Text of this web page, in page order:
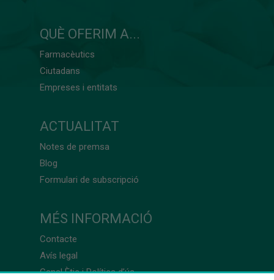
QUÈ OFERIM A...
Farmacèutics
Ciutadans
Empreses i entitats
ACTUALITAT
Notes de premsa
Blog
Formulari de subscripció
MÉS INFORMACIÓ
Contacte
Avís legal
Canal Ètic i Política d’ús